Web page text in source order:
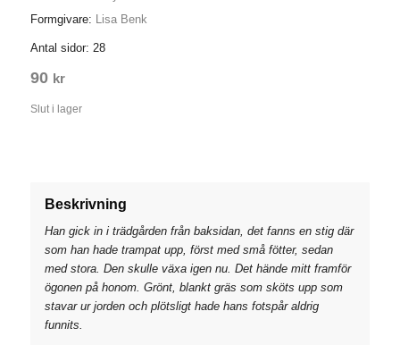
Formgivare: Lisa Benk
Antal sidor: 28
90 kr
Slut i lager
Beskrivning
Han gick in i trädgården från baksidan, det fanns en stig där
som han hade trampat upp, först med små fötter, sedan
med stora. Den skulle växa igen nu. Det hände mitt framför
ögonen på honom. Grönt, blankt gräs som sköts upp som
stavar ur jorden och plötsligt hade hans fotspår aldrig
funnits.